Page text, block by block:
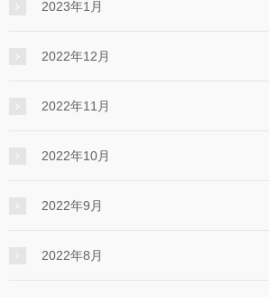
2023年1月
2022年12月
2022年11月
2022年10月
2022年9月
2022年8月